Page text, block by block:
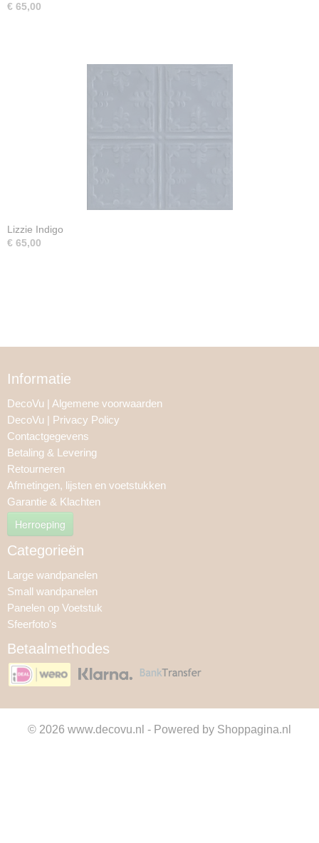
€ 65,00
Lizzie Indigo
€ 65,00
Informatie
DecoVu | Algemene voorwaarden
DecoVu | Privacy Policy
Contactgegevens
Betaling & Levering
Retourneren
Afmetingen, lijsten en voetstukken
Garantie & Klachten
Herroeping
Categorieën
Large wandpanelen
Small wandpanelen
Panelen op Voetstuk
Sfeerfoto's
Betaalmethodes
© 2026 www.decovu.nl - Powered by Shoppagina.nl